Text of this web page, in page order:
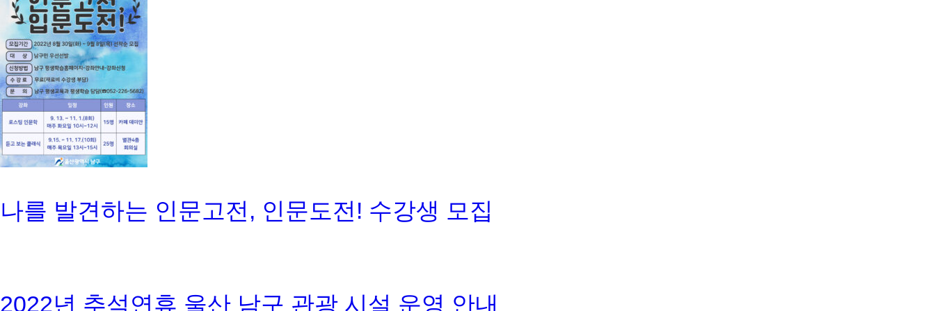
나를 발견하는 인문고전, 인문도전! 수강생 모집
2022년 추석연휴 울산 남구 관광 시설 운영 안내